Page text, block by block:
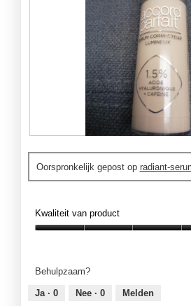
i
h
N
o
o
Oorspronkelijk gepost op radiant-
Kwaliteit van product
5
van
Behulpzaam?
Ja · 0 Nee · 0 Melden